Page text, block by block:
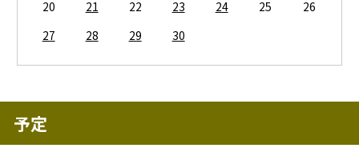
20
21 22 23 24 25
26
27
28 29 30
予定